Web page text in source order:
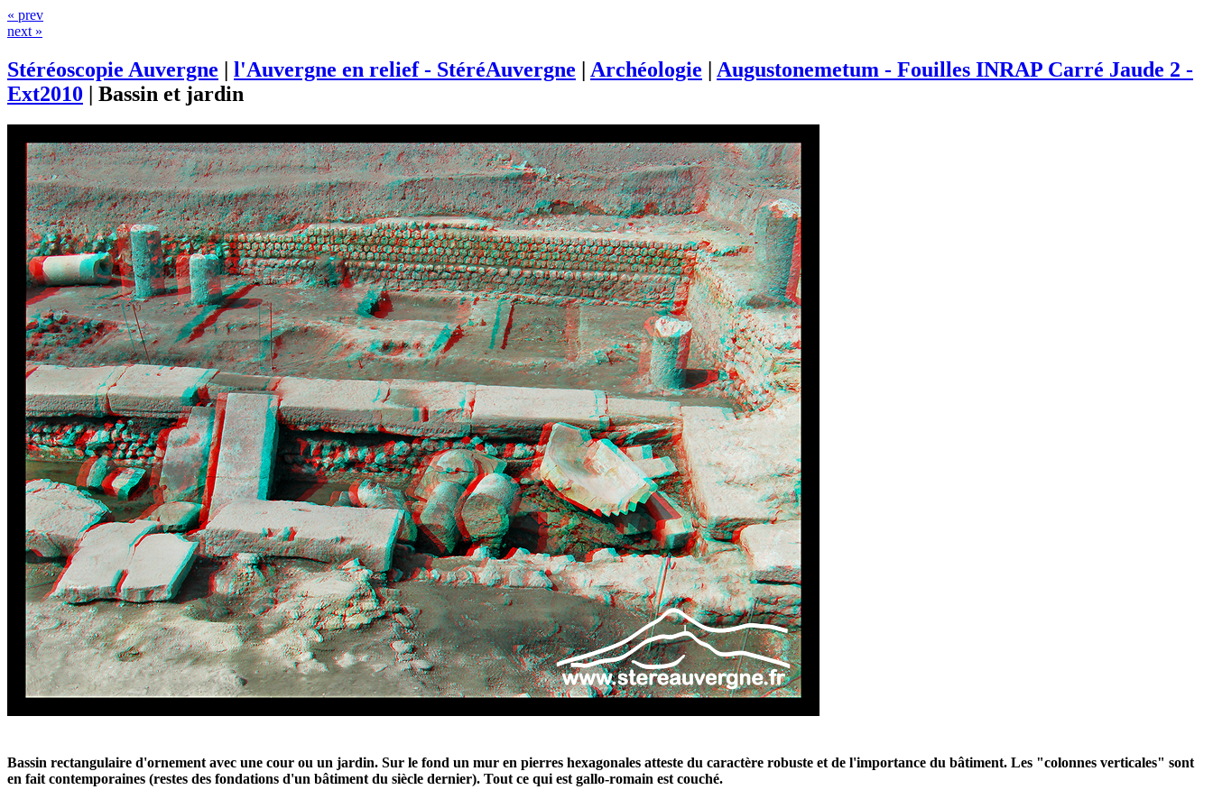
« prev
next »
Stéréoscopie Auvergne | l'Auvergne en relief - StéréAuvergne | Archéologie | Augustonemetum - Fouilles INRAP Carré Jaude 2 -
Ext2010 | Bassin et jardin
Bassin rectangulaire d'ornement avec une cour ou un jardin. Sur le fond un mur en pierres hexagonales atteste du caractère robuste et de l'importance du bâtiment. Les "colonnes verticales" sont
en fait contemporaines (restes des fondations d'un bâtiment du siècle dernier). Tout ce qui est gallo-romain est couché.